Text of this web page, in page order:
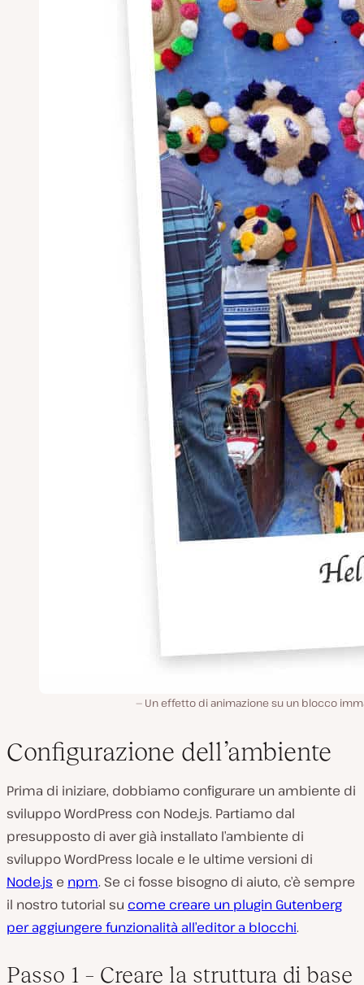
Un effetto di animazione su un blocco
Configurazione dell’ambiente
Prima di iniziare, dobbiamo configurare un ambiente di
sviluppo WordPress con Node.js. Partiamo dal
presupposto di aver già installato l’ambiente di
sviluppo WordPress locale e le ultime versioni di
Node.js e npm. Se ci fosse bisogno di aiuto, c’è sempre
il nostro tutorial su come creare un plugin Gutenberg
per aggiungere funzionalità all’editor a blocchi.
Passo 1 – Creare la struttura di base